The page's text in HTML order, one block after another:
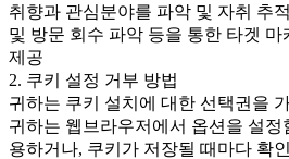
취향과 관심분야를 파악 및 자취 추
및 방문 회수 파악 등을 통한 타겟
제공
2. 쿠키 설정 거부 방법
귀하는 쿠키 설치에 대한 선택권을
귀하는 웹브라우저에서 옵션을 설정
용하거나, 쿠키가 저장될 때마다 확